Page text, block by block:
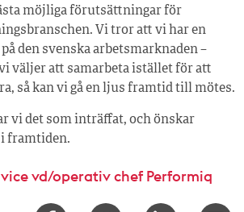
möjliga förutsättningar för
Vi tror att vi har en
den svenska arbetsmarknaden –
väljer att samarbeta istället för att
så kan vi gå en ljus framtid till mötes.
vi det som inträffat, och önskar
framtiden.
vd/operativ chef Performiq